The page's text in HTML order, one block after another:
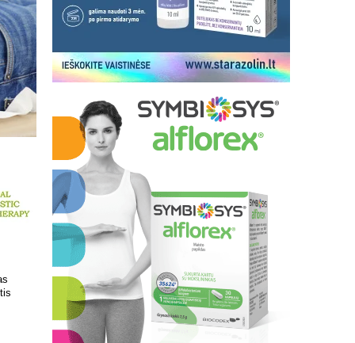
DNR
Patrauklesnė vieta tyrimams
atlikti!